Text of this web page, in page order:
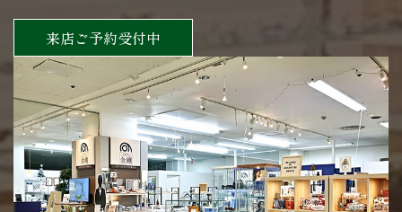
来店ご予約受付中